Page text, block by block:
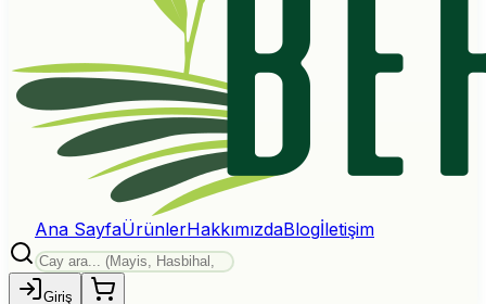
Ana SayfaÜrünlerHakkımızdaBlogİletişim
Giriş